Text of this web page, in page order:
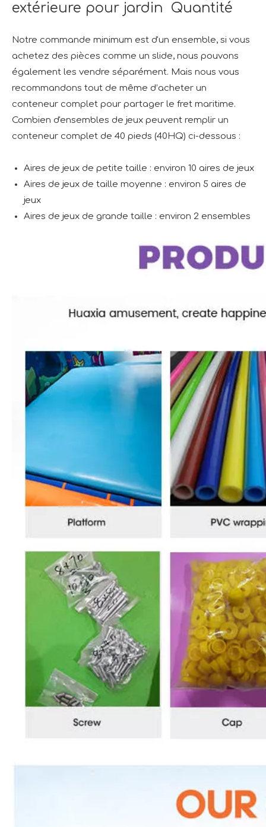
extérieure pour jardin Quantité
Notre commande minimum est d'un ensemble, si vous
achetez des pièces comme un slide, nous pouvons
également les vendre séparément. Mais nous vous
recommandons tout de même d’acheter un
conteneur complet pour partager le fret maritime.
Combien d'ensembles de jeux peuvent remplir un
conteneur complet de 40 pieds (40HQ) ci-dessous :
Aires de jeux de petite taille : environ 10 aires de jeux
Aires de jeux de taille moyenne : environ 5 aires de
jeux
Aires de jeux de grande taille : environ 2 ensembles